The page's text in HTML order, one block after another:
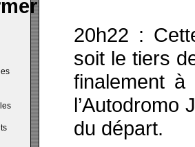
20h22 :
soit le tiers
finalement
l’Autodromo
du départ.